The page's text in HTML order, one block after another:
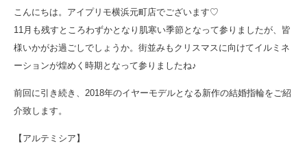
こんにちは。アイプリモ横浜元町店でございます♡
11月も残すところわずかとなり肌寒い季節となって参りましたが、皆
様いかがお過ごしでしょうか。街並みもクリスマスに向けてイルミネ
ーションが煌めく時期となって参りましたね♪
前回に引き続き、2018年のイヤーモデルとなる新作の結婚指輪をご紹
介致します。
【アルテミシア】